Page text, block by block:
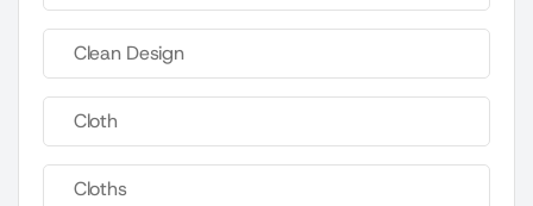
Clean Design
Cloth
Cloths